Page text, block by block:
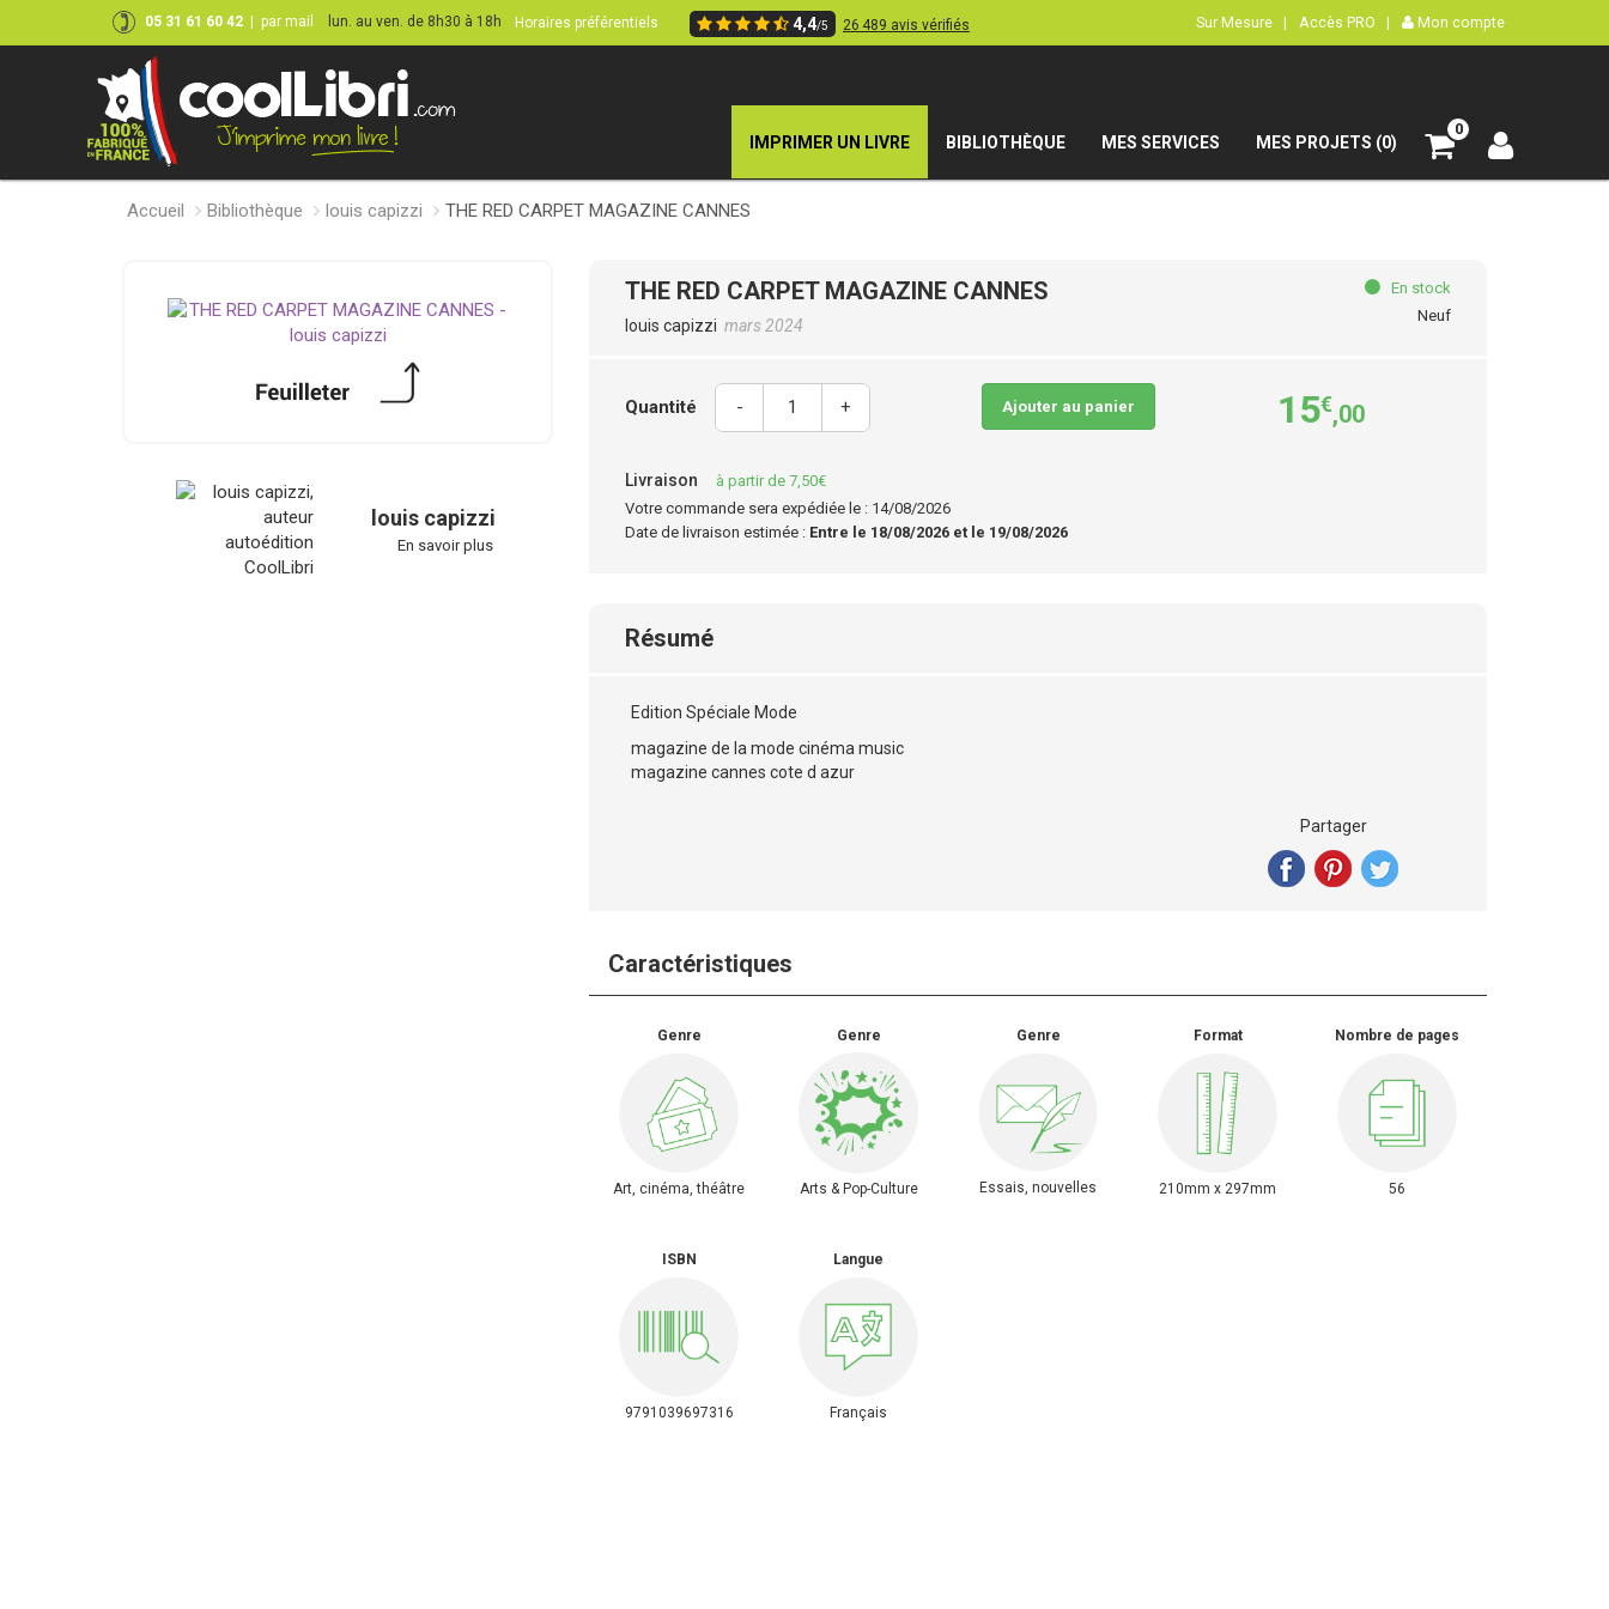
05 31 61 60 42 par mail lun. au ven. de 8h30 à 18h Horaires préférentiels 4,4/5 26 489 avis vérifiés Sur Mesure | Accès PRO | Mon compte
IMPRIMER UN LIVRE BIBLIOTHÈQUE MES SERVICES MES PROJETS (0)
0
Accueil Bibliothèque louis capizzi THE RED CARPET MAGAZINE CANNES
louis capizzi
En savoir plus
THE RED CARPET MAGAZINE CANNES
louis capizzi mars 2024
En stock
Neuf
Quantité - + Ajouter au panier 15€,00
Livraison
à partir de 7,50€
Votre commande sera expédiée le : 14/08/2026
Date de livraison estimée : Entre le 18/08/2026 et le 19/08/2026
Résumé
Edition Spéciale Mode
magazine de la mode cinéma music
magazine cannes cote d azur
Partager
Caractéristiques
Genre
Art, cinéma, théâtre
Genre
Arts & Pop-Culture
Genre
Essais, nouvelles
Format
210mm x 297mm
Nombre de pages
56
ISBN
9791039697316
Langue
Français